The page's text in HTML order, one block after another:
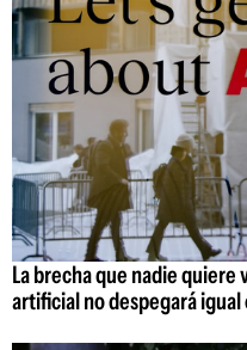
La brecha que nadie
artificial no despegará